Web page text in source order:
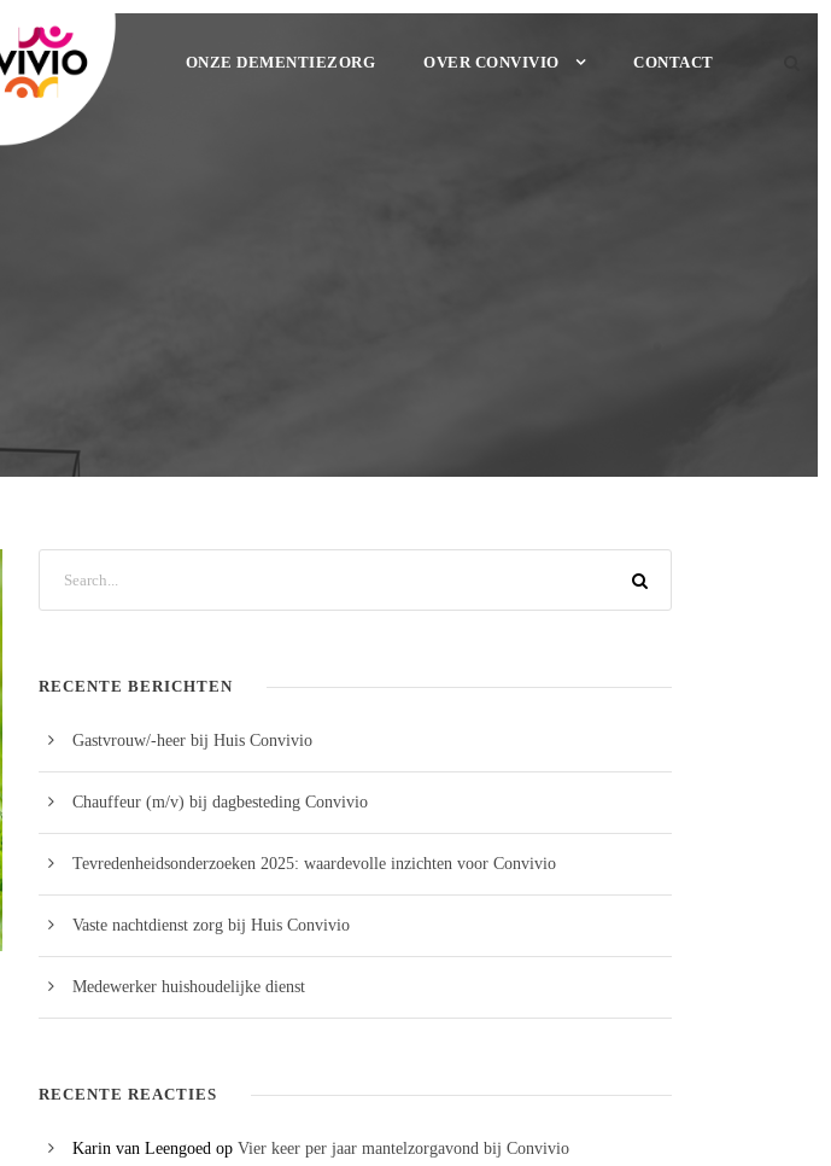
ONZE DEMENTIEZORG OVER CONVIVIO CONTACT
RECENTE BERICHTEN
Gastvrouw/-heer bij Huis Convivio
Chauffeur (m/v) bij dagbesteding Convivio
Tevredenheidsonderzoeken 2025: waardevolle inzichten voor Convivio
Vaste nachtdienst zorg bij Huis Convivio
Medewerker huishoudelijke dienst
RECENTE REACTIES
Karin van Leengoed op Vier keer per jaar mantelzorgavond bij Convivio